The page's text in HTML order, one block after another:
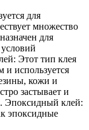
для
множество
для
Этот тип клея
и используется
кожи и
застывает и
Эпоксидный клей:
эпоксидные